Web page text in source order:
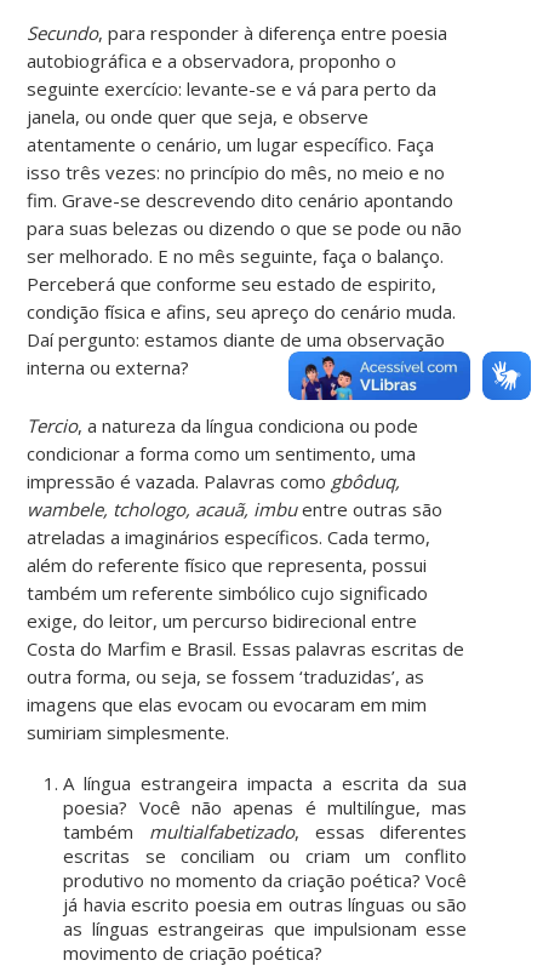
Secundo, para responder à diferença entre poesia
autobiográfica e a observadora, proponho o
seguinte exercício: levante-se e vá para perto da
janela, ou onde quer que seja, e observe
atentamente o cenário, um lugar específico. Faça
isso três vezes: no princípio do mês, no meio e no
fim. Grave-se descrevendo dito cenário apontando
para suas belezas ou dizendo o que se pode ou não
ser melhorado. E no mês seguinte, faça o balanço.
Perceberá que conforme seu estado de espirito,
condição física e afins, seu apreço do cenário muda.
Daí pergunto: estamos diante de uma observação
interna ou externa?
Tercio, a natureza da língua condiciona ou pode
condicionar a forma como um sentimento, uma
impressão é vazada. Palavras como gbôduq,
wambele, tchologo, acauã, imbuentre outras são
atreladas a imaginários específicos. Cada termo,
além do referente físico que representa, possui
também um referente simbólico cujo significado
exige, do leitor, um percurso bidirecional entre
Costa do Marfim e Brasil. Essas palavras escritas de
outra forma, ou seja, se fossem ‘traduzidas’, as
imagens que elas evocam ou evocaram em mim
sumiriam simplesmente.
A língua estrangeira impacta a escrita da sua
poesia? Você não apenas é multilíngue, mas
também multialfabetizado, essas diferentes
escritas se conciliam ou criam um conflito
produtivo no momento da criação poética? Você
já havia escrito poesia em outras línguas ou são
as línguas estrangeiras que impulsionam esse
movimento de criação poética?